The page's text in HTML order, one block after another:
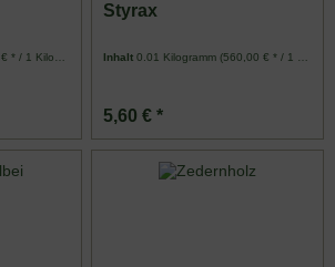
/ 1 Kilogramm)
Styrax
Inhalt0.01 Kilogramm (560,00 € * / 1 Kilogramm)
5,60 € *